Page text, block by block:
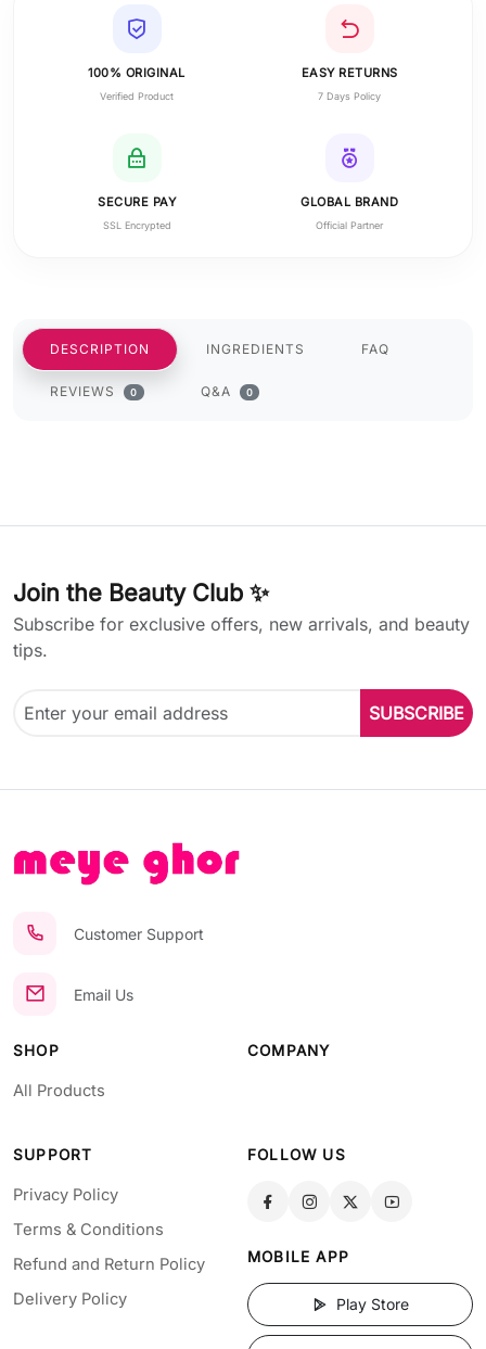
100% ORIGINAL
Verified Product
EASY RETURNS
7 Days Policy
SECURE PAY
SSL Encrypted
GLOBAL BRAND
Official Partner
DESCRIPTION INGREDIENTS FAQ
REVIEWS 0 Q&A 0
Join the Beauty Club ✨
Subscribe for exclusive offers, new arrivals, and beauty
tips.
SUBSCRIBE
Customer Support
Email Us
SHOP
All Products
COMPANY
SUPPORT
Privacy Policy
Terms & Conditions
Refund and Return Policy
Delivery Policy
FOLLOW US
MOBILE APP
Play Store